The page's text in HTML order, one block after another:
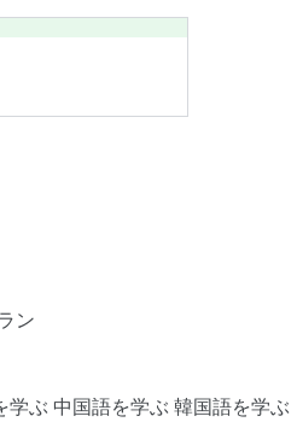
ン
学ぶ 中国語を学ぶ 韓国語を学ぶ